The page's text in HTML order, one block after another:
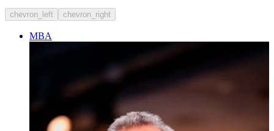
chevron_left chevron_right
MBA